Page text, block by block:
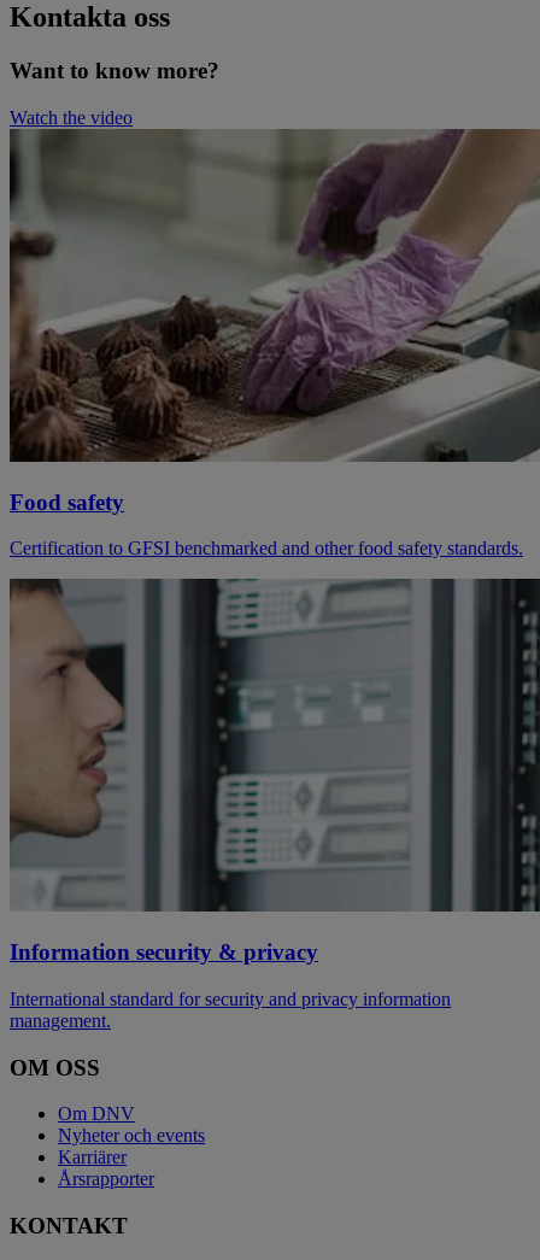
Kontakta oss
Want to know more?
Watch the video
Food safety
Certification to GFSI benchmarked and other food safety standards.
Information security & privacy
International standard for security and privacy information
management.
OM OSS
Om DNV
Nyheter och events
Karriärer
Årsrapporter
KONTAKT